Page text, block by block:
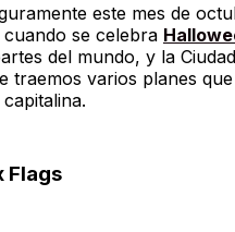
este mes de
se celebra
del mundo, y la
traemos varios planes
Flags